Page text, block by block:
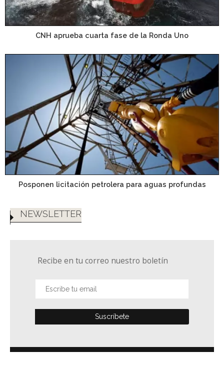
CNH aprueba cuarta fase de la Ronda Uno
Posponen licitación petrolera para aguas profundas
NEWSLETTER
Recibe en tu correo nuestro boletín